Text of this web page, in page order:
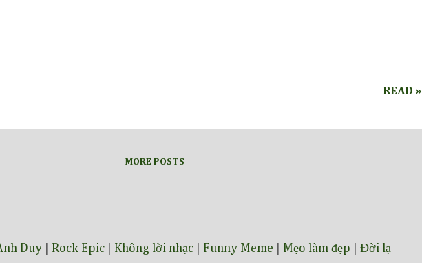
READ »
MORE POSTS
Duy Rock Epic Không lời nhạc Funny Meme Mẹo làm đẹp Đời lạ